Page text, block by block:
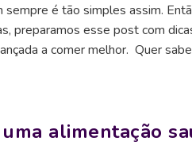
sempre é tão simples assim.
preparamos esse post com
a comer melhor. Quer
alimentação